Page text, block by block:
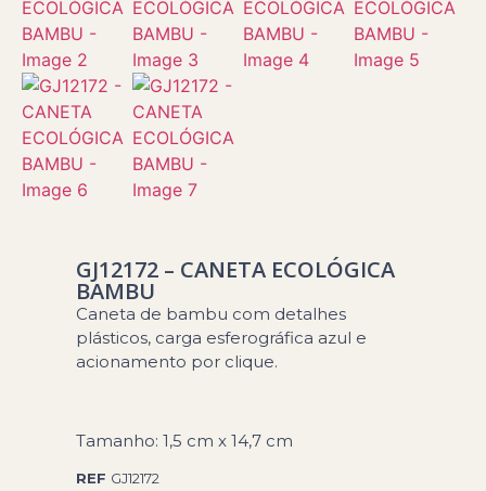
GJ12172 – CANETA ECOLÓGICA
BAMBU
Caneta de bambu com detalhes
plásticos, carga esferográfica azul e
acionamento por clique.
Tamanho: 1,5 cm x 14,7 cm
REF GJ12172